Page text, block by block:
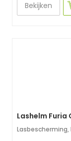
Bekijken
Lashelm Furia
Lasbescherming,